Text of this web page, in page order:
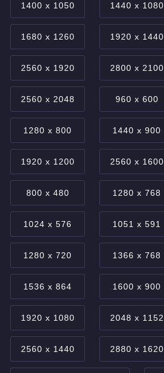
1400 x 1050 1440 x 1080
1680 x 1260 1920 x 1440
2560 x 1920 2800 x 2100
2560 x 2048 960 x 600
1280 x 800 1440 x 900
1920 x 1200 2560 x 1600
800 x 480 1280 x 768
1024 x 576 1051 x 591
1280 x 720 1366 x 768
1536 x 864 1600 x 900
1920 x 1080 2048 x 1152
2560 x 1440 2880 x 1620